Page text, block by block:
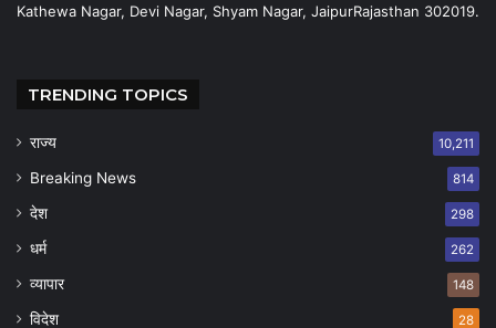
Kathewa Nagar, Devi Nagar, Shyam Nagar, JaipurRajasthan 302019.
TRENDING TOPICS
राज्य 10,211
Breaking News 814
देश 298
धर्म 262
व्यापार 148
विदेश 28